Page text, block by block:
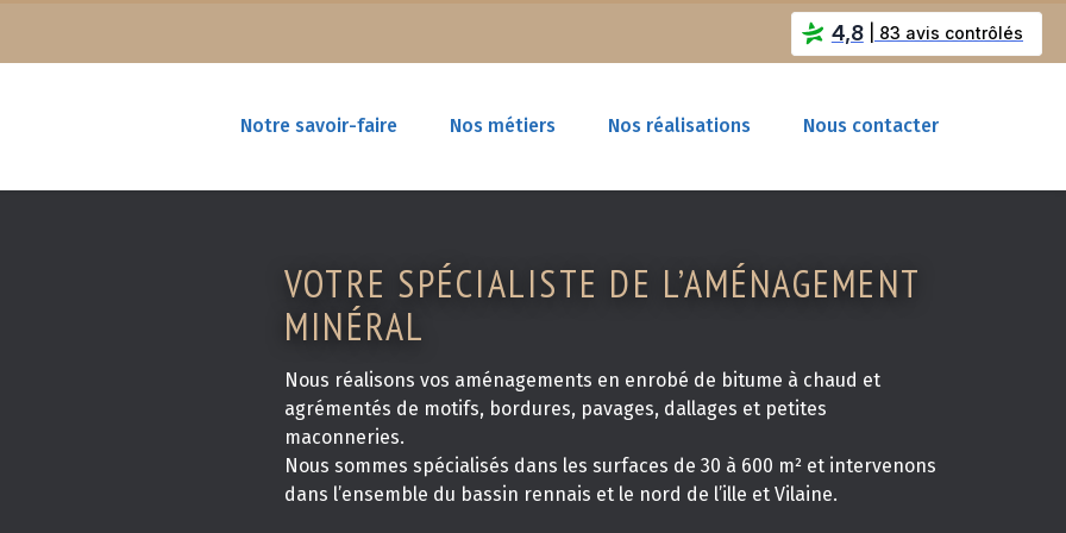
4,8 | 83 avis contrôlés
Notre savoir-faire Nos métiers Nos réalisations Nous contacter
VOTRE SPÉCIALISTE DE L’AMÉNAGEMENT
MINÉRAL
Nous réalisons vos aménagements en enrobé de bitume à chaud et
agrémentés de motifs, bordures, pavages, dallages et petites
maconneries.
Nous sommes spécialisés dans les surfaces de 30 à 600 m² et intervenons
dans l’ensemble du bassin rennais et le nord de l’ille et Vilaine.